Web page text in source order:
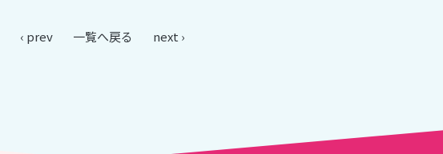
‹ prev 一覧へ戻る next ›